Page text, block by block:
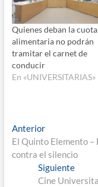
Quienes deban la cuota
alimentaria no podrán
tramitar el carnet de
conducir
En «UNIVERSITARIAS»
Navegación
de
entradas
AnteriorEntrada
anterior:
El Quinto Elemento –
contra el silencio
Siguiente
Cine